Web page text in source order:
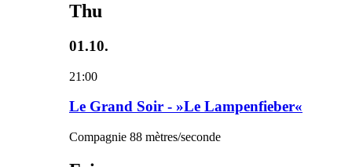
Thu
01.10.
21:00
Le Grand Soir - »Le Lampenfieber«
Compagnie 88 mètres/seconde